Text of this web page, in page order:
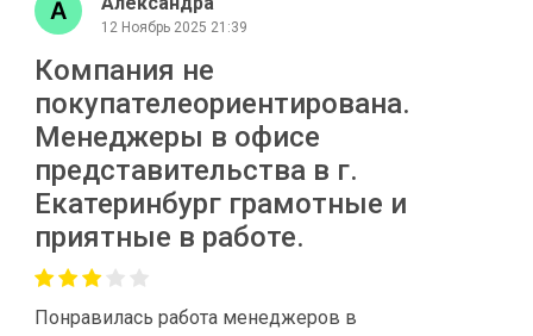
12 Ноябрь 2025 21:39
Компания не
покупателеориентирована.
Менеджеры в офисе
представительства в г.
Екатеринбург грамотные и
приятные в работе.
Понравилась работа менеджеров в